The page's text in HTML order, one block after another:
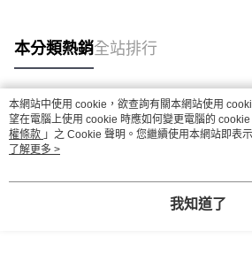
本分類熱銷全站排行
熱門標籤
本網站中使用 cookie，欲查詢有關本網站使用
望在電腦上使用 cookie 時應如何變更電腦的
權條款 」之 Cookie 聲明。您繼續使用本網站即表
用條款之 Cookie 聲明使用 cookie。
了解更多 >
我知道了